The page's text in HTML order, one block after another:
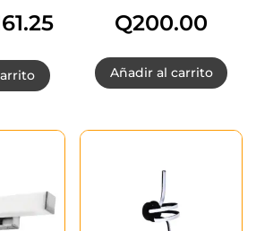
precio
actual
Q161.25.
Q200.00
Añadir al carrito